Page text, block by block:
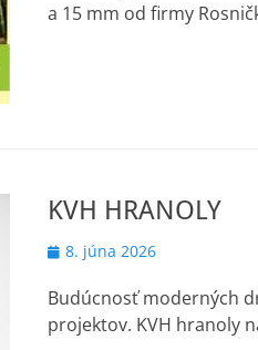
a 15 mm od firmy
KVH HRANOLY
Posted
8. júna 2026
Budúcnosť moderných
projektov. KVH hranoly